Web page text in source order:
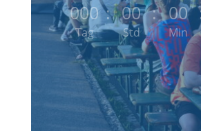
000
Tag
: 00
Std
: 00
Min